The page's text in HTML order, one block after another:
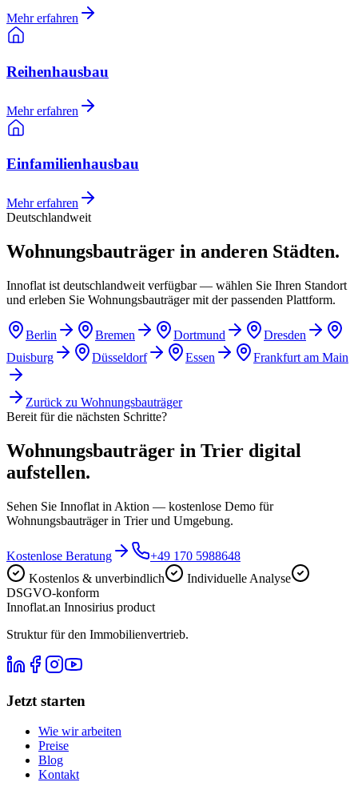
Mehr erfahren
Reihenhausbau
Mehr erfahren
Einfamilienhausbau
Mehr erfahren
Deutschlandweit
Wohnungsbauträger in anderen Städten.
Innoflat ist deutschlandweit verfügbar — wählen Sie Ihren Standort
und erleben Sie Wohnungsbauträger mit der passenden Plattform.
Berlin Bremen Dortmund
Dresden
Duisburg
Düsseldorf Essen Frankfurt am Main
Zurück zu Wohnungsbauträger
Bereit für die nächsten Schritte?
Wohnungsbauträger in Trier digital
aufstellen.
Sehen Sie Innoflat in Aktion — kostenlose Demo für
Wohnungsbauträger in Trier und Umgebung.
Kostenlose Beratung
+49 170 5988648
Kostenlos & unverbindlich
Individuelle Analyse
DSGVO-konform
Innoflat.an Innosirius product
Struktur für den Immobilienvertrieb.
Jetzt starten
Wie wir arbeiten
Preise
Blog
Kontakt